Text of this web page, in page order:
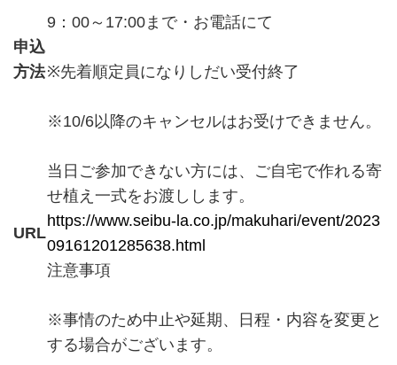
申込
方法
9：00～17:00まで・お電話にて
※先着順定員になりしだい受付終了
※10/6以降のキャンセルはお受けできません。
当日ご参加できない方には、ご自宅で作れる寄
せ植え一式をお渡しします。
URL
https://www.seibu-la.co.jp/makuhari/event/2023
09161201285638.html
注意事項
※事情のため中止や延期、日程・内容を変更と
する場合がございます。